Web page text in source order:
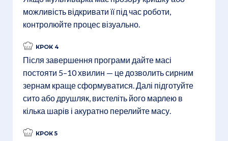
можливість відкривати її під час роботи,
контролюйте процес візуально.
КРОК 4
Після завершення програми дайте масі
постояти 5–10 хвилин — це дозволить сирним
зернам краще сформуватися. Далі підготуйте
сито або друшляк, вистеліть його марлею в
кілька шарів і акуратно перелийте масу.
КРОК 5